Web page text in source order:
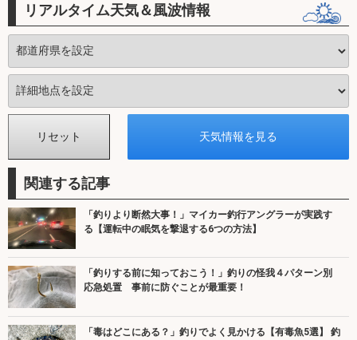
リアルタイム天気＆風波情報
関連する記事
「釣りより断然大事！」マイカー釣行アングラーが実践す
る【運転中の眠気を撃退する6つの方法】
「釣りする前に知っておこう！」釣りの怪我４パターン別
応急処置 事前に防ぐことが最重要！
「毒はどこにある？」釣りでよく見かける【有毒魚5選】 釣